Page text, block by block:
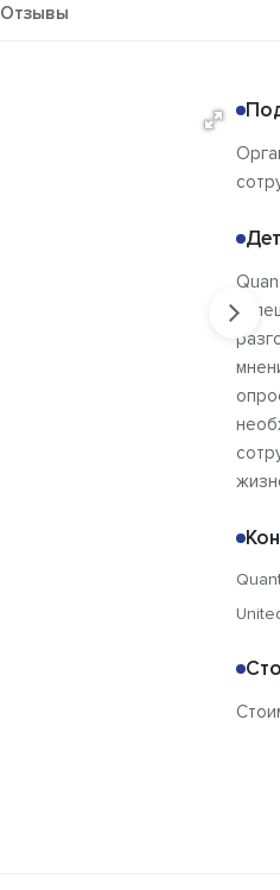
Отзывы